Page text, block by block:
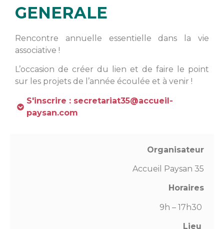
GENERALE
Rencontre annuelle essentielle dans la vie
associative !
L’occasion de créer du lien et de faire le point
sur les projets de l’année écoulée et à venir !
S'inscrire : secretariat35@accueil-
paysan.com
Organisateur
Accueil Paysan 35
Horaires
9h – 17h30
Lieu